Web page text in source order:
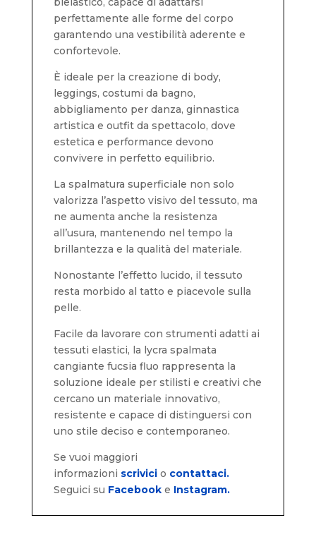
perfettamente alle forme del corpo
garantendo una vestibilità aderente e
confortevole.
È ideale per la creazione di body,
leggings, costumi da bagno,
abbigliamento per danza, ginnastica
artistica e outfit da spettacolo, dove
estetica e performance devono
convivere in perfetto equilibrio.
La spalmatura superficiale non solo
valorizza l’aspetto visivo del tessuto, ma
ne aumenta anche la resistenza
all’usura, mantenendo nel tempo la
brillantezza e la qualità del materiale.
Nonostante l’effetto lucido, il tessuto
resta morbido al tatto e piacevole sulla
pelle.
Facile da lavorare con strumenti adatti ai
tessuti elastici, la lycra spalmata
cangiante fucsia fluo rappresenta la
soluzione ideale per stilisti e creativi che
cercano un materiale innovativo,
resistente e capace di distinguersi con
uno stile deciso e contemporaneo.
Se vuoi maggiori
informazioni scrivici o contattaci.
Seguici su Facebooke Instagram.